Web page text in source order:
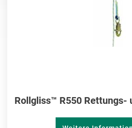
Rollgliss™ R550 Rettungs-